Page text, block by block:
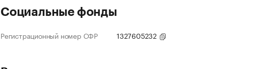
Социальные фонды
Регистрационный номер СФР 1327605232